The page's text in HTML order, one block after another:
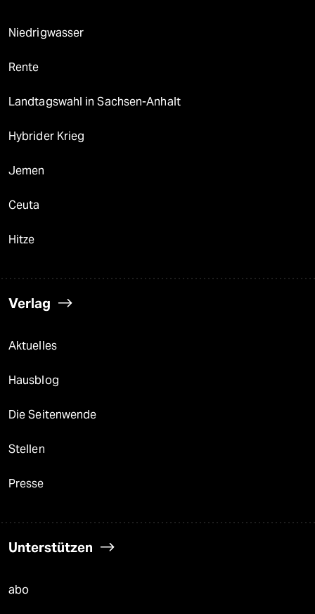
Niedrigwasser
Rente
Landtagswahl in Sachsen-Anhalt
Hybrider Krieg
Jemen
Ceuta
Hitze
Verlag
Aktuelles
Hausblog
Die Seitenwende
Stellen
Presse
Unterstützen
abo